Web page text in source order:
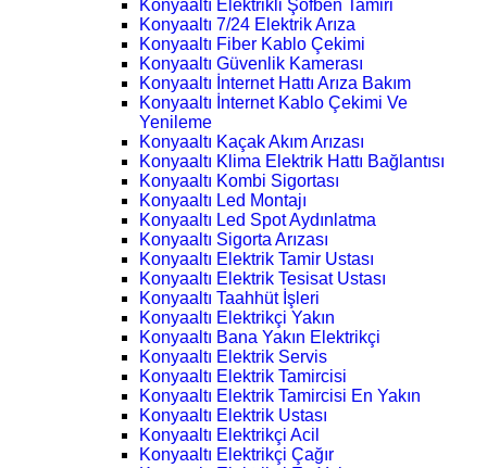
Konyaaltı Elektrikli Şofben Tamiri
Konyaaltı 7/24 Elektrik Arıza
Konyaaltı Fiber Kablo Çekimi
Konyaaltı Güvenlik Kamerası
Konyaaltı İnternet Hattı Arıza Bakım
Konyaaltı İnternet Kablo Çekimi Ve
Yenileme
Konyaaltı Kaçak Akım Arızası
Konyaaltı Klima Elektrik Hattı Bağlantısı
Konyaaltı Kombi Sigortası
Konyaaltı Led Montajı
Konyaaltı Led Spot Aydınlatma
Konyaaltı Sigorta Arızası
Konyaaltı Elektrik Tamir Ustası
Konyaaltı Elektrik Tesisat Ustası
Konyaaltı Taahhüt İşleri
Konyaaltı Elektrikçi Yakın
Konyaaltı Bana Yakın Elektrikçi
Konyaaltı Elektrik Servis
Konyaaltı Elektrik Tamircisi
Konyaaltı Elektrik Tamircisi En Yakın
Konyaaltı Elektrik Ustası
Konyaaltı Elektrikçi Acil
Konyaaltı Elektrikçi Çağır